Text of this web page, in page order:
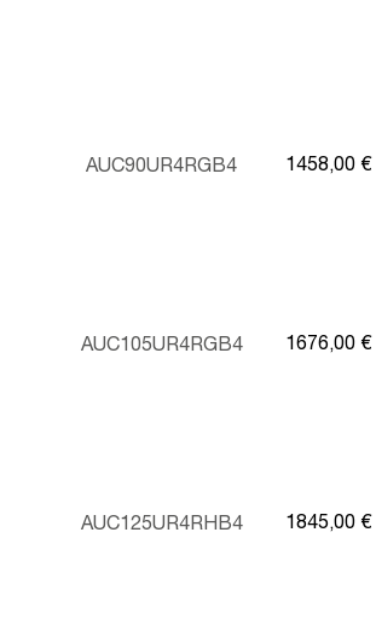
AUC90UR4RGB4 1458,00 €
AUC105UR4RGB4 1676,00 €
AUC125UR4RHB4 1845,00 €